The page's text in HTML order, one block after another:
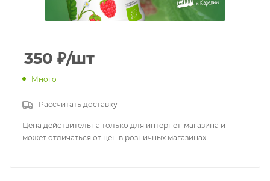
350 ₽/шт
Много
Рассчитать доставку
Цена действительна только для интернет-магазина и
может отличаться от цен в розничных магазинах